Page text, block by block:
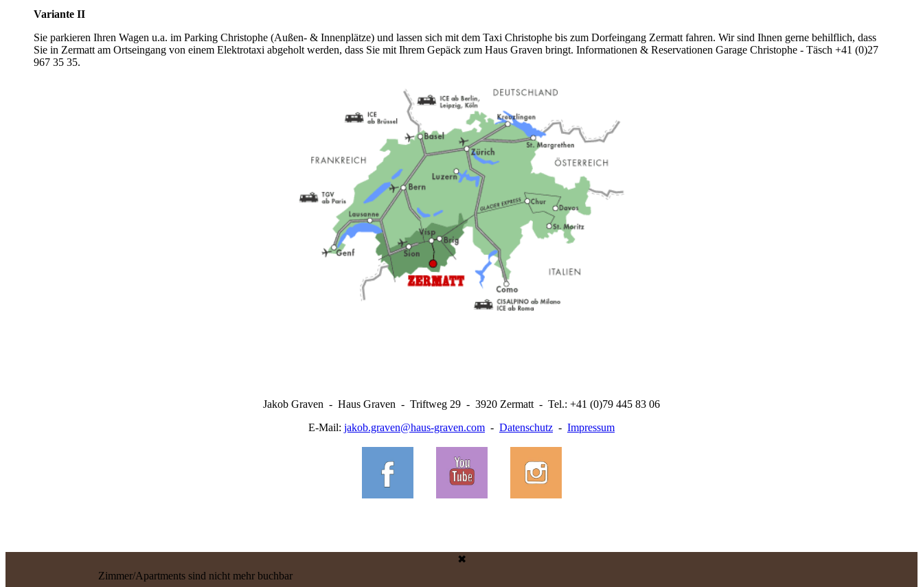
Variante II
Sie parkieren Ihren Wagen u.a. im Parking Christophe (Außen- & Innenplätze) und lassen sich mit dem Taxi Christophe bis zum Dorfeingang Zermatt fahren. Wir sind Ihnen gerne behilflich, dass
Sie in Zermatt am Ortseingang von einem Elektrotaxi abgeholt werden, dass Sie mit Ihrem Gepäck zum Haus Graven bringt. Informationen & Reservationen Garage Christophe - Täsch +41 (0)27
967 35 35.
Jakob Graven - Haus Graven - Triftweg 29 - 3920 Zermatt - Tel.: +41 (0)79 445 83 06
E-Mail: jakob.graven@haus-graven.com - Datenschutz - Impressum
✖
Zimmer/Apartments sind nicht mehr buchbar